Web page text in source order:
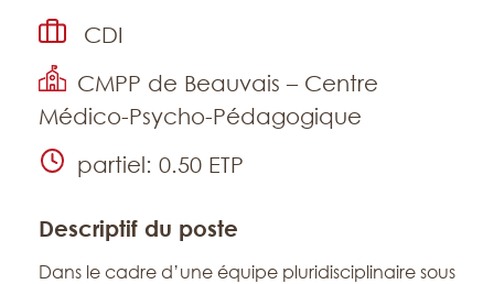
Type de contrat
CDI
Établissement
CMPP de Beauvais – Centre
Médico-Psycho-Pédagogique
Temps de travail
partiel: 0.50 ETP
Descriptif du poste
Dans le cadre d’une équipe pluridisciplinaire sous